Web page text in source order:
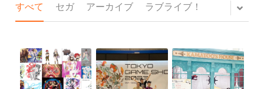
お問合わせ
資料ダウンロード
ECストア
検索
すべて セガ アーカイブ ラブライブ！